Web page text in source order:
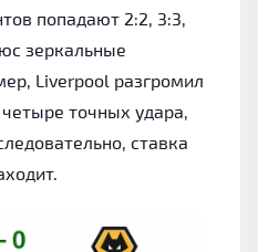
попадают 2:2, 3:3,
зеркальные
Liverpool разгромил
точных удара,
ставка